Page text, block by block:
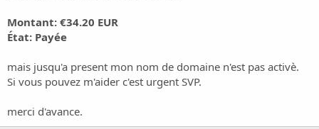
Montant: €34.20 EUR
État: Payée
mais jusqu'a present mon nom de domaine n'est pas activè.
Si vous pouvez m'aider c'est urgent SVP.
merci d'avance.